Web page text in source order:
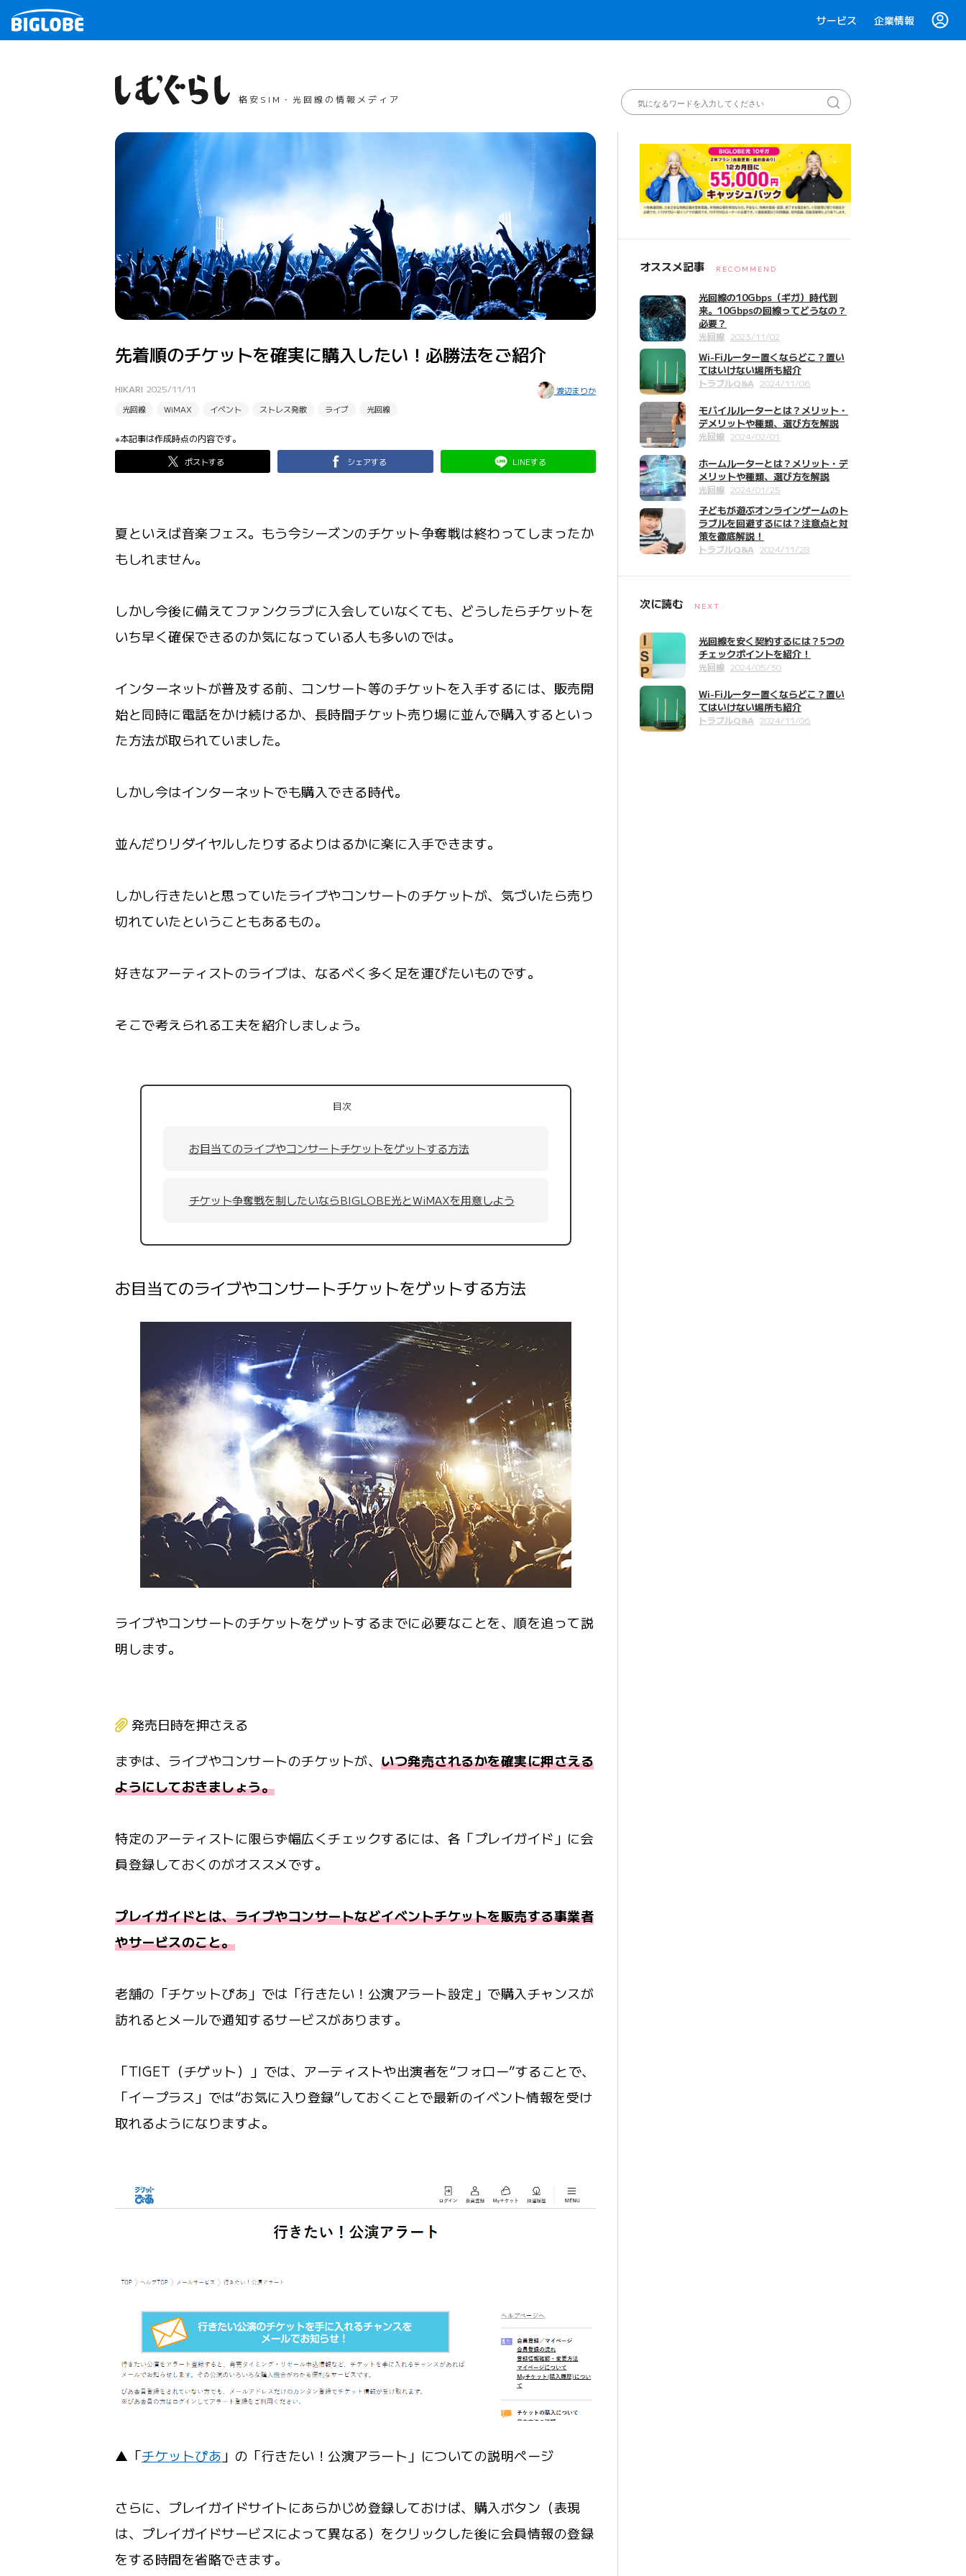
サービス 企業情報
格安SIM・光回線の情報メディア
先着順のチケットを確実に購入したい！必勝法をご紹介
HIKARI 2025/11/11
渡辺まりか
光回線
WiMAX イベント ストレス発散 ライブ 光回線
※本記事は作成時点の内容です。
ポストする シェアする LINEする
夏といえば音楽フェス。もう今シーズンのチケット争奪戦は終わってしまったか
もしれません。
しかし今後に備えてファンクラブに入会していなくても、どうしたらチケットを
いち早く確保できるのか気になっている人も多いのでは。
インターネットが普及する前、コンサート等のチケットを入手するには、販売開
始と同時に電話をかけ続けるか、長時間チケット売り場に並んで購入するといっ
た方法が取られていました。
しかし今はインターネットでも購入できる時代。
並んだりリダイヤルしたりするよりはるかに楽に入手できます。
しかし行きたいと思っていたライブやコンサートのチケットが、気づいたら売り
切れていたということもあるもの。
好きなアーティストのライブは、なるべく多く足を運びたいものです。
そこで考えられる工夫を紹介しましょう。
目次
お目当てのライブやコンサートチケットをゲットする方法
チケット争奪戦を制したいならBIGLOBE光とWiMAXを用意しよう
お目当てのライブやコンサートチケットをゲットする方法
ライブやコンサートのチケットをゲットするまでに必要なことを、順を追って説
明します。
発売日時を押さえる
まずは、ライブやコンサートのチケットが、 いつ発売されるかを確実に押さえる
ようにしておきましょう。
特定のアーティストに限らず幅広くチェックするには、各「プレイガイド」に会
員登録しておくのがオススメです。
プレイガイドとは、ライブやコンサートなどイベントチケットを販売する事業者
やサービスのこと。
老舗の「チケットぴあ」では「行きたい！公演アラート設定」で購入チャンスが
訪れるとメールで通知するサービスがあります。
「TIGET（チゲット）」では、アーティストや出演者を“フォロー”することで、
「イープラス」では“お気に入り登録”しておくことで最新のイベント情報を受け
取れるようになりますよ。
▲「チケットぴあ 」の「行きたい！公演アラート」についての説明ページ
さらに、プレイガイドサイトにあらかじめ登録しておけば、購入ボタン（表現
は、プレイガイドサービスによって異なる）をクリックした後に会員情報の登録
をする時間を省略できます。
オススメ記事 RECOMMEND
光回線の10Gbps（ギガ）時代到
来。10Gbpsの回線ってどうなの？
必要？
光回線 2023/11/02
Wi-Fiルーター置くならどこ？置い
てはいけない場所も紹介
トラブルQ&A 2024/11/06
モバイルルーターとは？メリット・
デメリットや種類、選び方を解説
光回線 2024/02/01
ホームルーターとは？メリット・デ
メリットや種類、選び方を解説
光回線 2024/01/25
子どもが遊ぶオンラインゲームのト
ラブルを回避するには？注意点と対
策を徹底解説！
トラブルQ&A 2024/11/28
次に読む NEXT
光回線を安く契約するには？5つの
チェックポイントを紹介！
光回線 2024/05/30
Wi-Fiルーター置くならどこ？置い
てはいけない場所も紹介
トラブルQ&A 2024/11/06